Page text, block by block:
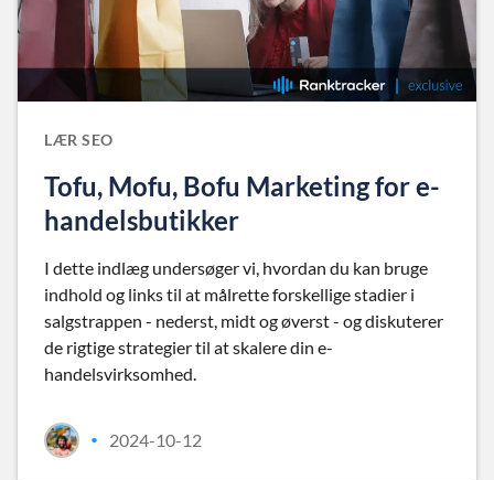
LÆR SEO
Tofu, Mofu, Bofu Marketing for e-
handelsbutikker
I dette indlæg undersøger vi, hvordan du kan bruge
indhold og links til at målrette forskellige stadier i
salgstrappen - nederst, midt og øverst - og diskuterer
de rigtige strategier til at skalere din e-
handelsvirksomhed.
• 2024-10-12